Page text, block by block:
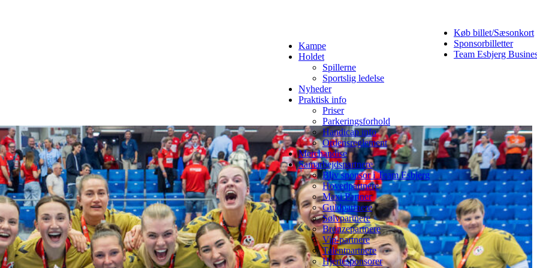
Køb billet/Sæsonkort
Sponsorbilletter
Team Esbjerg
Kampe
Holdet
Spillerne
Sportslig ledelse
Nyheder
Praktisk info
Priser
Parkeringsforhold
Handicap info
Ordensreglement
Merchandise
Samarbejdspartnere
Bliv sponsor i Team Esbjerg
Hovedpartnere
Maxi Partner
Guldpartnere
Sølvpartnere
Bronzepartnere
Vip-partnere
Talentpartnere
Hjertesponsorer